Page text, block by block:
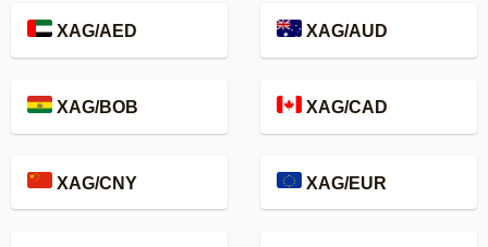
XAG/AED XAG/AUD
XAG/BOB XAG/CAD
XAG/CNY XAG/EUR